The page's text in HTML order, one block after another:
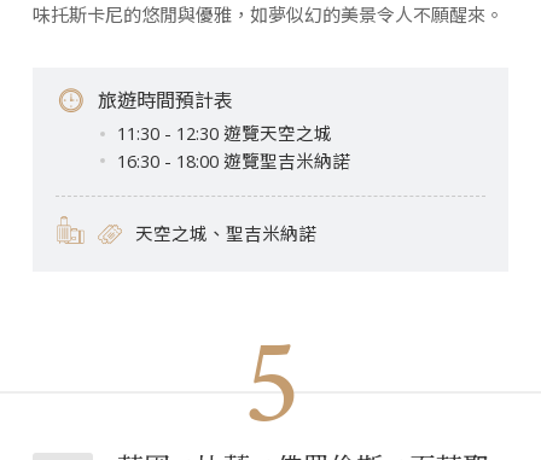
味托斯卡尼的悠閒與優雅，如夢似幻的美景令人不願醒來。
旅遊時間預計表
11:30 - 12:30 遊覽天空之城
16:30 - 18:00 遊覽聖吉米納諾
天空之城、聖吉米納諾
5